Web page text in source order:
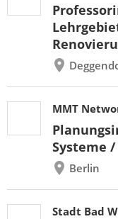
MMT
Systeme
Berlin
Stadt Bad